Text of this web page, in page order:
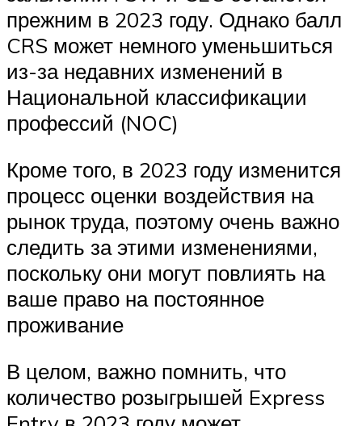
прежним в 2023 году. Однако балл
CRS может немного уменьшиться
из-за недавних изменений в
Национальной классификации
профессий (NOC)
Кроме того, в 2023 году изменится
процесс оценки воздействия на
рынок труда, поэтому очень важно
следить за этими изменениями,
поскольку они могут повлиять на
ваше право на постоянное
проживание
В целом, важно помнить, что
количество розыгрышей Express